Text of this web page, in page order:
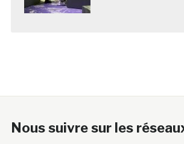
Nous suivre sur les